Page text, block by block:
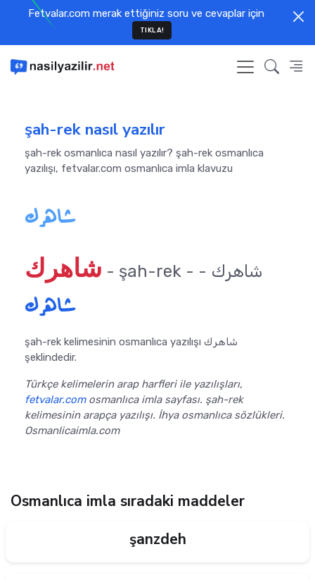
Fetvalar.com merak ettiğiniz soru ve cevaplar için
TIKLA!
şah-rek nasıl yazılır
şah-rek osmanlıca nasıl yazılır? şah-rek osmanlıca
yazılışı, fetvalar.com osmanlıca imla klavuzu
شاهرك
شاهرك - şah-rek - شاهرك -
شاهرك
şah-rek kelimesinin osmanlıca yazılışı شاهرك
şeklindedir.
Türkçe kelimelerin arap harfleri ile yazılışları,
fetvalar.comosmanlıca imla sayfası. şah-rek
kelimesinin arapça yazılışı. İhya osmanlıca sözlükleri.
Osmanlicaimla.com
Osmanlıca imla sıradaki maddeler
şanzdeh